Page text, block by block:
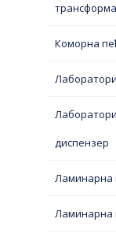
Коморна
диспензер
Ламинарна
Ламинарна